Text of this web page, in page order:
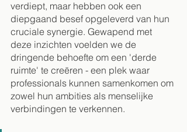
verdiept, maar hebben ook een
diepgaand besef opgeleverd van hun
cruciale synergie. Gewapend met
deze inzichten voelden we de
dringende behoefte om een 'derde
ruimte' te creëren - een plek waar
professionals kunnen samenkomen om
zowel hun ambities als menselijke
verbindingen te verkennen.